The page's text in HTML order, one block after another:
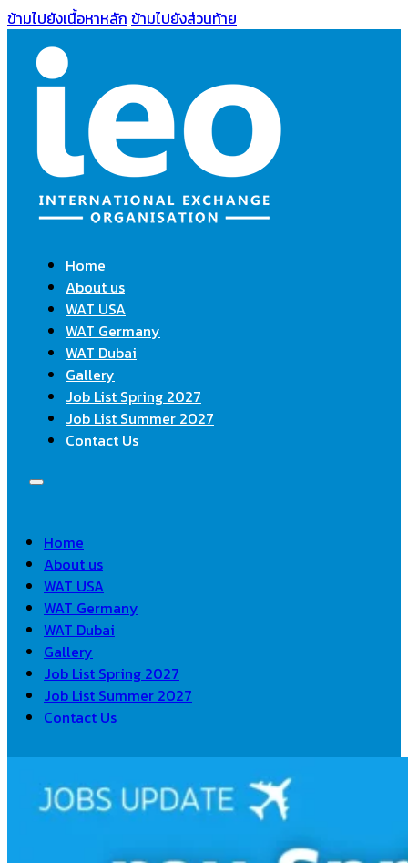
ข้ามไปยังเนื้อหาหลัก ข้ามไปยังส่วนท้าย
Home
About us
WAT USA
WAT Germany
WAT Dubai
Gallery
Job List Spring 2027
Job List Summer 2027
Contact Us
Home
About us
WAT USA
WAT Germany
WAT Dubai
Gallery
Job List Spring 2027
Job List Summer 2027
Contact Us